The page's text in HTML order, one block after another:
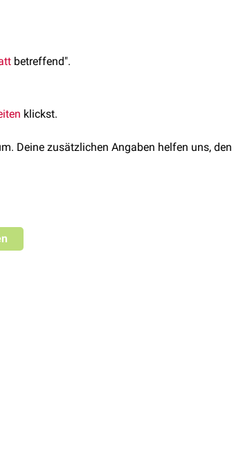
betreffend".
klickst.
Deine zusätzlichen Angaben helfen uns, den